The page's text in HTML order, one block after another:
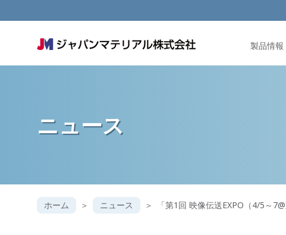
製品情報
ニュース
ホーム ニュース 「第1回 映像伝送EXPO（4/5～